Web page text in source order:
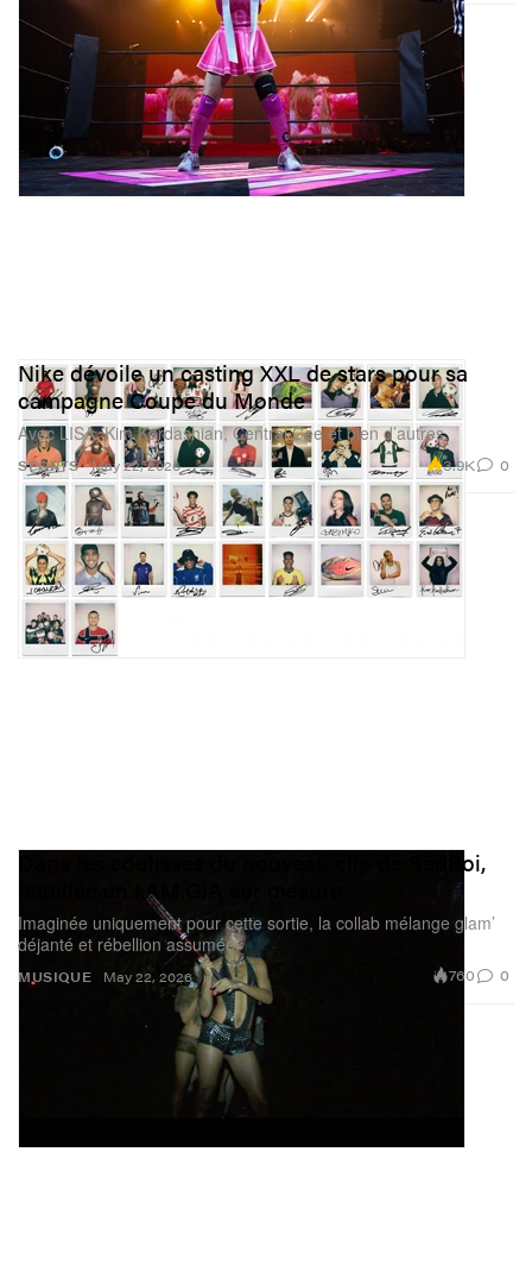
SPORTS
Nike dévoile un casting XXL de stars pour sa
campagne Coupe du Monde
Avec LISA, Kim Kardashian, Central Cee et bien d’autres.
May 22, 2026 3.9K 0
MUSIQUE
Dans les coulisses du nouveau clip de SadBoi,
habillée en I.AM.GIA sur mesure
Imaginée uniquement pour cette sortie, la collab mélange glam’
déjanté et rébellion assumée.
May 22, 2026 760 0